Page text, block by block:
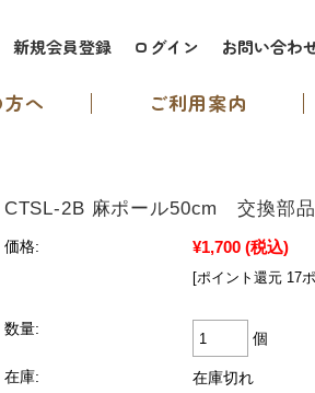
新規会員登録 ログイン お問い合わ
へ ご利用案内
CTSL-2B 麻ポール50cm 交換部品
価格: ¥1,700 (税込)
[ポイント還元 17
数量:
個
在庫: 在庫切れ